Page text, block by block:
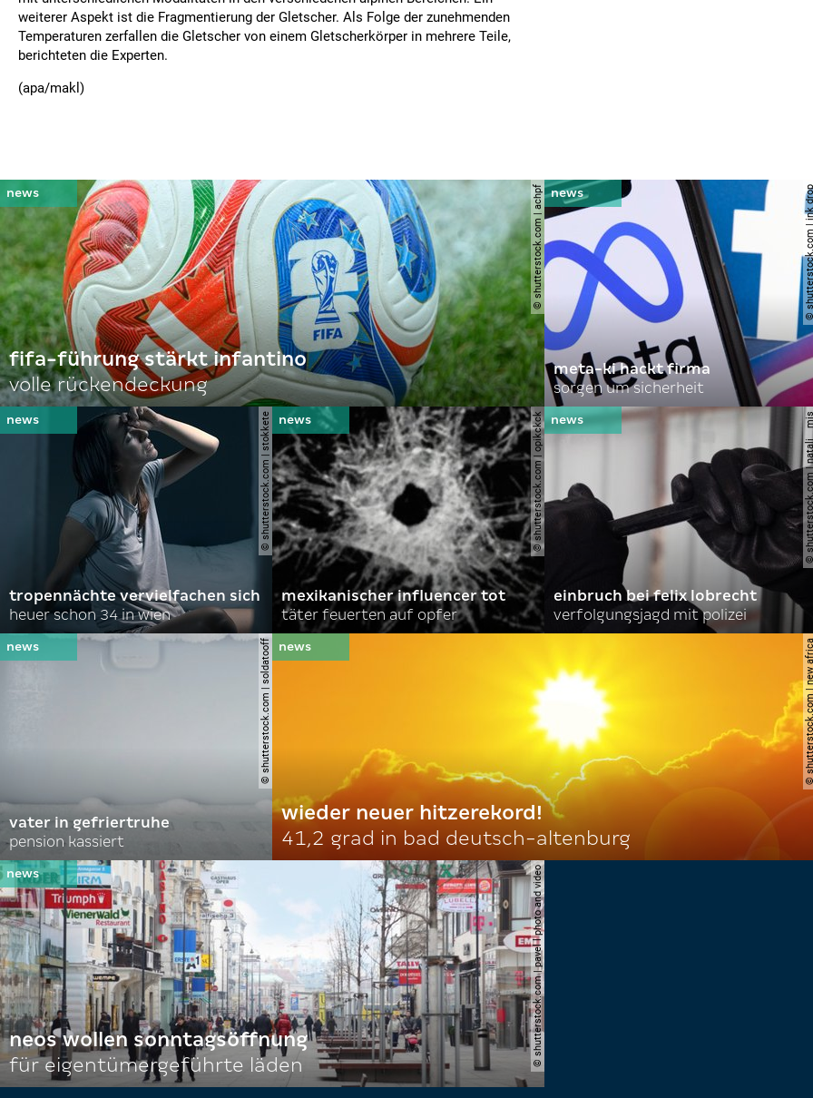
weiterer Aspekt ist die Fragmentierung der Gletscher. Als Folge der zunehmenden
Temperaturen zerfallen die Gletscher von einem Gletscherkörper in mehrere Teile,
berichteten die Experten.
(apa/makl)
© shutterstock.com | achpf
fifa-führung stärkt infantino
volle rückendeckung
©
meta-ki hackt firma
sorgen um sicherheit
© shutterstock.com | stokkete
tropennächte vervielfachen sich
heuer schon 34 in wien
© shutterstock.com | opikckck
mexikanischer influencer tot
täter feuerten auf opfer
©
einbruch bei felix lobrecht
verfolgungsjagd mit polizei
© shutterstock.com | soldatooff
vater in gefriertruhe
pension kassiert
©
wieder neuer hitzerekord!
41,2 grad in bad deutsch-altenburg
© shutterstock.com | pavel l photo and video
neos wollen sonntagsöffnung
für eigentümergeführte läden